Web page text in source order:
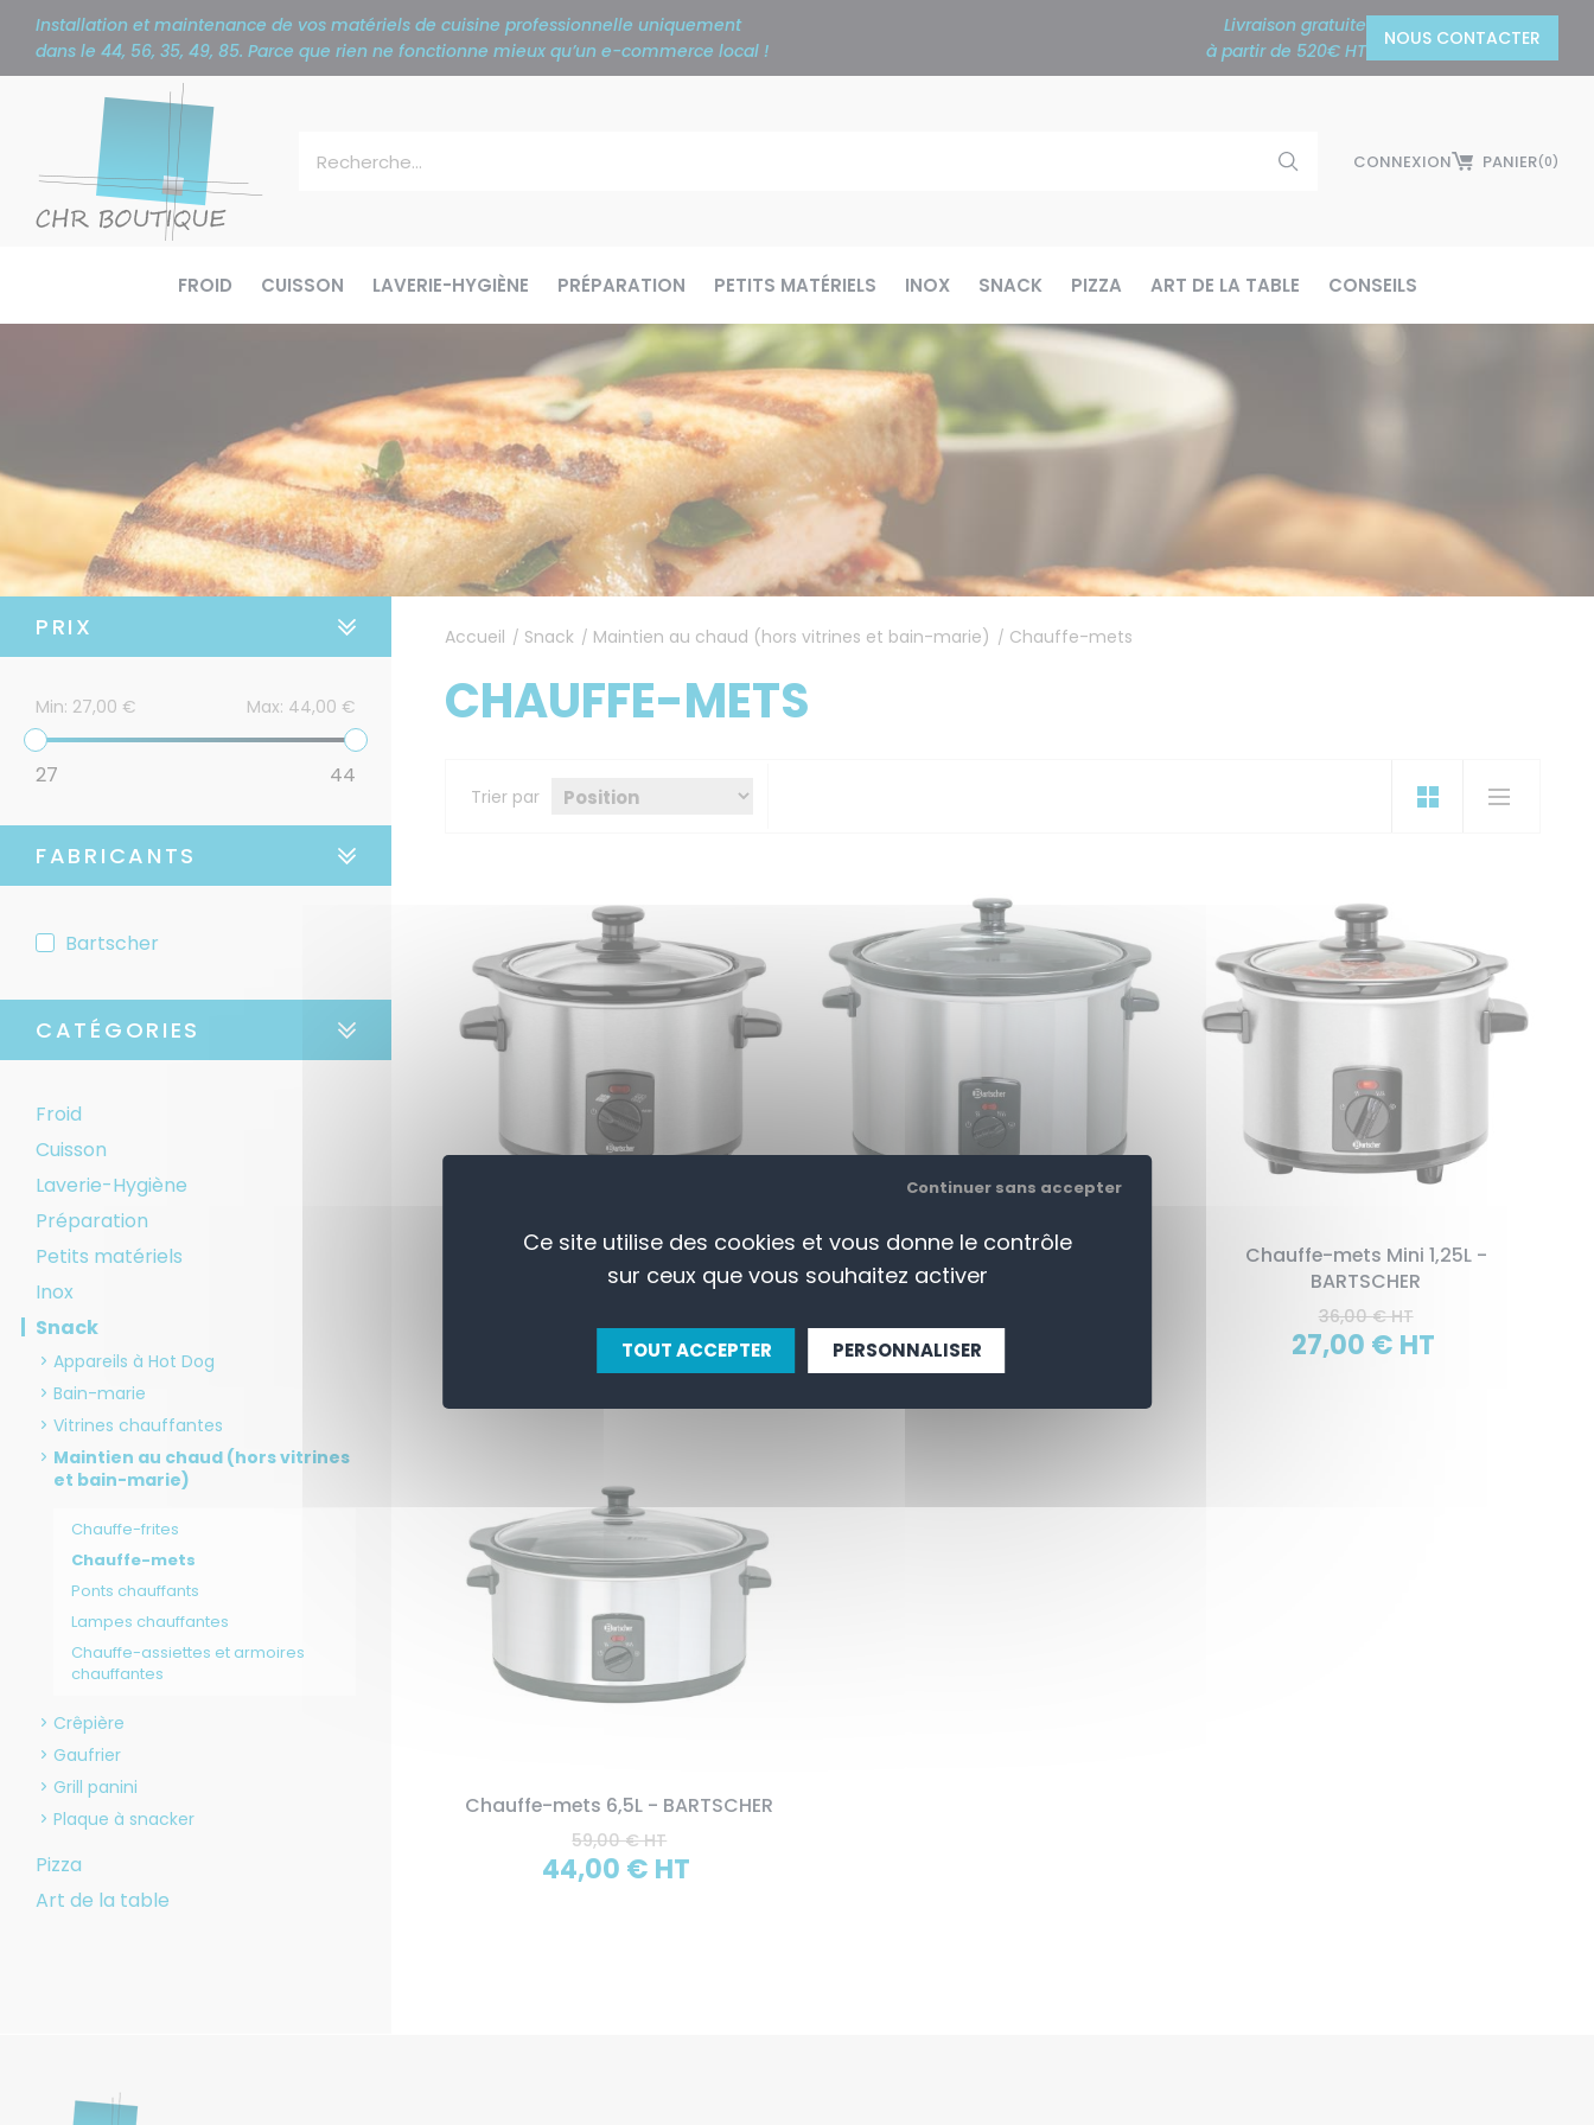
Installation et maintenance de vos matériels de cuisine professionnelle uniquement
dans le 44, 56, 35, 49, 85. Parce que rien ne fonctionne mieux qu’un e-commerce local !
Livraison gratuite
à partir de 520€ HT
NOUS CONTACTER
CONNEXION PANIER(0)
FROID CUISSON LAVERIE-HYGIÈNE PRÉPARATION PETITS MATÉRIELS INOX SNACK PIZZA ART DE LA TABLE CONSEILS
Accueil / Snack / Maintien au chaud (hors vitrines et bain-marie) / Chauffe-mets
PRIX
Min: 27,00 € Max: 44,00 €
27 44
FABRICANTS
Bartscher
CATÉGORIES
Froid
Cuisson
Laverie-Hygiène
Préparation
Petits matériels
Inox
Snack
Appareils à Hot Dog
Bain-marie
Vitrines chauffantes
Maintien au chaud (hors vitrines
et bain-marie)
Chauffe-frites
Chauffe-mets
Ponts chauffants
Lampes chauffantes
Chauffe-assiettes et armoires
chauffantes
Crêpière
Gaufrier
Grill panini
Plaque à snacker
Pizza
Art de la table
CHAUFFE-METS
Trier par
Chauffe-chocolat 1,25L -
BARTSCHER
29,00 € HT
Chauffe-mets 5,5L - BARTSCHER
55,00 € HT
41,00 € HT
Chauffe-mets Mini 1,25L -
BARTSCHER
36,00 € HT
27,00 € HT
Chauffe-mets 6,5L - BARTSCHER
59,00 € HT
44,00 € HT
Panneau de gestion des cookies
Ce site utilise des cookies et vous donne le contrôle
sur ceux que vous souhaitez activer
TOUT ACCEPTER
Continuer sans accepter
PERSONNALISER